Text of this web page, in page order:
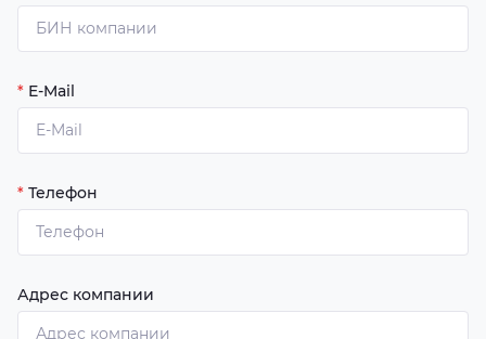
* E-Mail
* Телефон
Адрес компании